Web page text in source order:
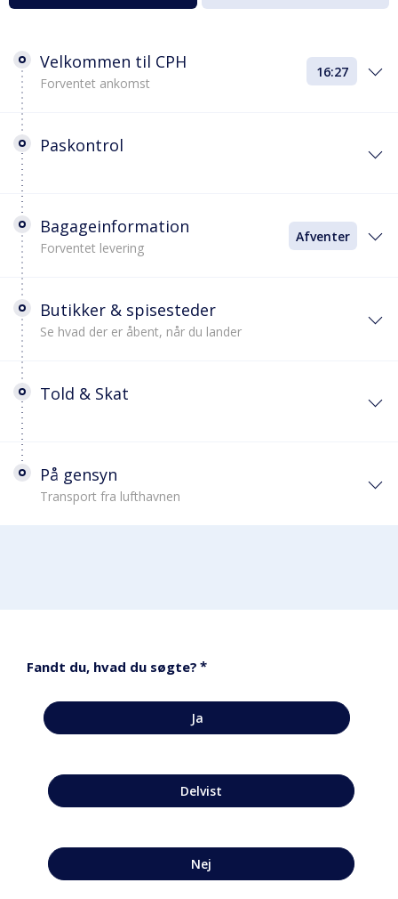
Velkommen til CPH
Forventet ankomst
16:27
Paskontrol
Bagageinformation
Forventet levering
Afventer
Butikker & spisesteder
Se hvad der er åbent, når du lander
Told & Skat
På gensyn
Transport fra lufthavnen
Fandt du, hvad du søgte? *
Ja
Delvist
Nej